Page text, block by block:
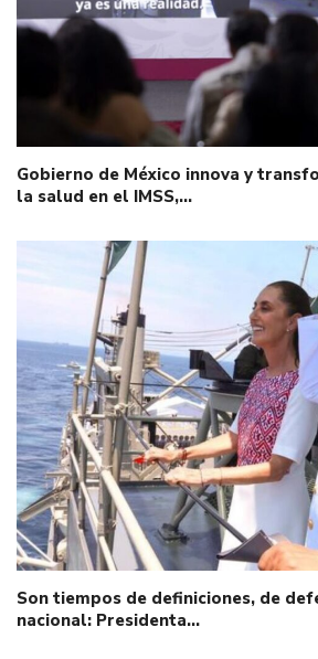
Gobierno de México innova y
la salud en el IMSS,…
Son tiempos de definiciones, de
nacional: Presidenta…